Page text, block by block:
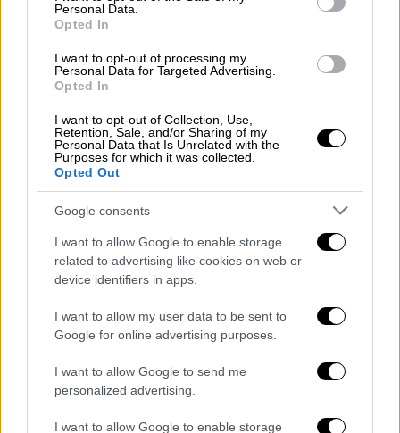
Personal Data.
Opted In
I want to opt-out of processing my
Personal Data for Targeted Advertising.
Opted In
I want to opt-out of Collection, Use,
Retention, Sale, and/or Sharing of my
Personal Data that Is Unrelated with the
Purposes for which it was collected.
Opted Out
Google consents
I want to allow Google to enable storage
related to advertising like cookies on web or
device identifiers in apps.
I want to allow my user data to be sent to
Google for online advertising purposes.
I want to allow Google to send me
personalized advertising.
I want to allow Google to enable storage
Σημειώνει πως έχει βρει μεεπιτυχία
τρόφιμαστους κάδους για να φτιάξει μια
20μελή οικογένειάτης τηνπαραμονή των
Χριστουγέννων.
Μάζεψε από τους κάδους τυρί, ξηρούς